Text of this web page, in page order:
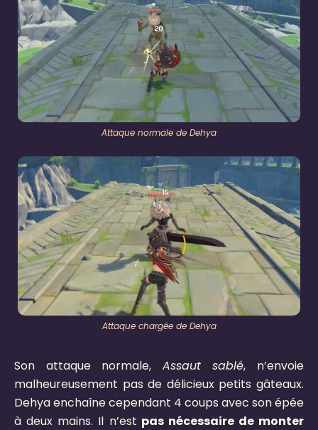
Attaque normale de Dehya
Attaque chargée de Dehya
Son attaque normale, Assaut sablé, n’envoie
malheureusement pas de délicieux petits gâteaux.
Dehya enchaîne cependant 4 coups avec son épée
à deux mains. Il n’est pas nécessaire de monter